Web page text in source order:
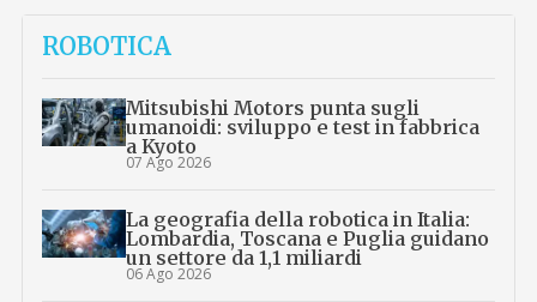
ROBOTICA
Mitsubishi Motors punta sugli
umanoidi: sviluppo e test in fabbrica
a Kyoto
07 Ago 2026
La geografia della robotica in Italia:
Lombardia, Toscana e Puglia guidano
un settore da 1,1 miliardi
06 Ago 2026